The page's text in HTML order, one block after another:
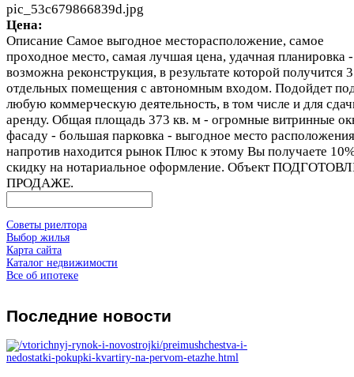
pic_53c679866839d.jpg
Цена:
Описание Самое выгодное месторасположение, самое
проходное место, самая лучшая цена, удачная планировка -
возможна реконструкция, в результате которой получится 3
отдельных помещения с автономным входом. Подойдет
любую коммерческую деятельность, в том числе и для
аренду. Общая площадь 373 кв. м - огромные витринные
фасаду - большая парковка - выгодное место
напротив находится рынок Плюс к этому Вы получаете
скидку на нотариальное оформление. Объект
ПРОДАЖЕ.
Советы риелтора
Выбор жилья
Карта сайта
Каталог недвижимости
Все об ипотеке
Последние новости